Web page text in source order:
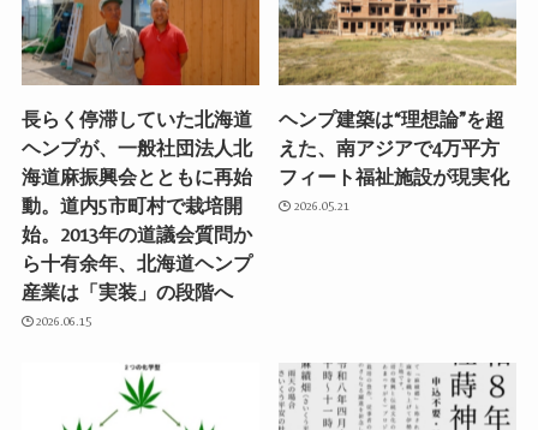
長らく停滞していた北海道
ヘンプが、一般社団法人北
海道麻振興会とともに再始
動。道内5市町村で栽培開
始。2013年の道議会質問か
ら十有余年、北海道ヘンプ
産業は「実装」の段階へ
2026.06.15
ヘンプ建築は“理想論”を超
えた、南アジアで4万平方
フィート福祉施設が現実化
2026.05.21